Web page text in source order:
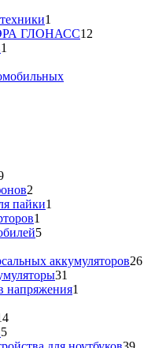
1
товар
ЭРА ГЛОНАСС12
1
19
товаров
2
товара
пайки1
1
товар
55
аккумуляторов2626
31
товар
напряжения1
14
55